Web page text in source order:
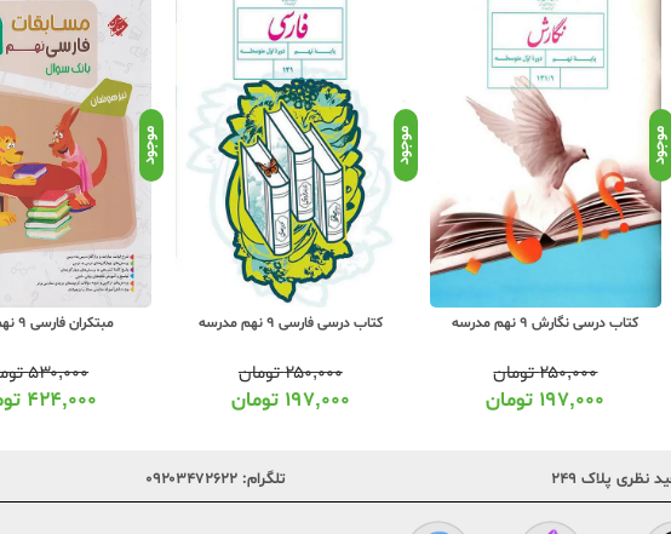
موجود
کتاب درسی نگارش 9 نهم مدرسه
۲۵۰,۰۰۰تومان
۱۹۷,۰۰۰ تومان
موجود
کتاب درسی فارسی 9 نهم مدرسه
۲۵۰,۰۰۰تومان
۱۹۷,۰۰۰ تومان
موجود
مبتکران فارسی 9 نهم مرشد
۵۳۰,۰۰۰
۴۲۴,۰۰۰
تلگرام: ۰۹۲۰۳۴۷۲۶۲۲